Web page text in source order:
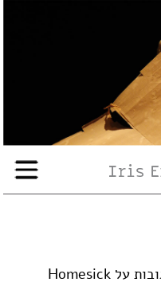
פעולה
על Homesick